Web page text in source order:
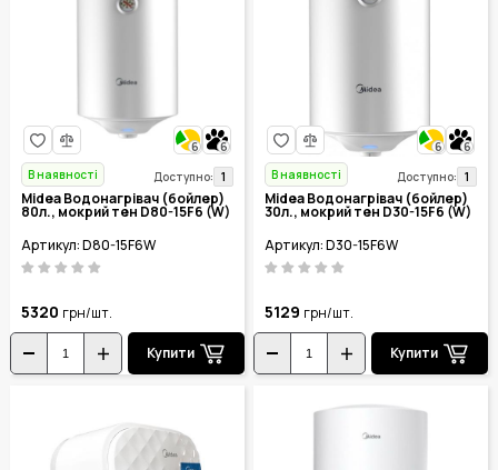
6
6
В наявності
Доступно: 1
Midea Водонагрівач (бойлер)
80л., мокрий тен D80-15F6 (W)
Артикул: D80-15F6W
5320 грн/шт.
Купити
6
6
В наявності
Доступно: 1
Midea Водонагрівач (бойлер)
30л., мокрий тен D30-15F6 (W)
Артикул: D30-15F6W
5129 грн/шт.
Купити